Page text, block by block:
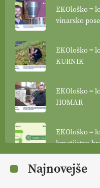
EKOloško =
vinarsko
EKOloško =
KURNIK
EKOloško =
HOMAR
EKOloško =
kmetijstvo
EKOloško =
Najnovejše